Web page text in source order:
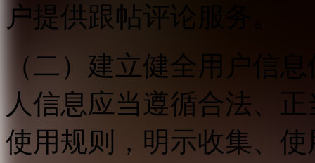
户提供跟帖评论服务。
（二）建立健全用户信
人信息应当遵循合法、
使用规则，明示收集、